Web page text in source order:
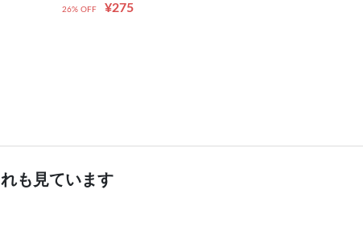
¥275
26% OFF
も見ています